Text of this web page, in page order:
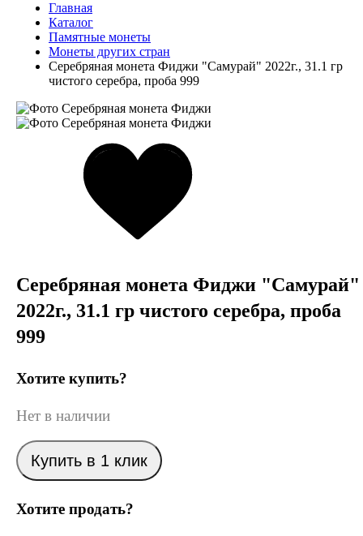
Главная
Каталог
Памятные монеты
Монеты других стран
Серебряная монета Фиджи "Самурай" 2022г., 31.1 гр
чистого серебра, проба 999
Серебряная монета Фиджи "Самурай"
2022г., 31.1 гр чистого серебра, проба
999
Хотите купить?
Нет в наличии
Купить в 1 клик
Хотите продать?